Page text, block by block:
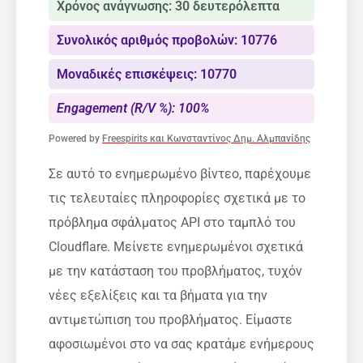
Χρόνος ανάγνωσης: 30 δευτερόλεπτα
Συνολικός αριθμός προβολών: 10776
Μοναδικές επισκέψεις: 10770
Engagement (R/V %): 100%
Powered by Freespirits και Κωνσταντίνος Δημ. Αλμπανίδης
Σε αυτό το ενημερωμένο βίντεο, παρέχουμε
τις τελευταίες πληροφορίες σχετικά με το
πρόβλημα σφάλματος API στο ταμπλό του
Cloudflare. Μείνετε ενημερωμένοι σχετικά
με την κατάσταση του προβλήματος, τυχόν
νέες εξελίξεις και τα βήματα για την
αντιμετώπιση του προβλήματος. Είμαστε
αφοσιωμένοι στο να σας κρατάμε ενήμερους